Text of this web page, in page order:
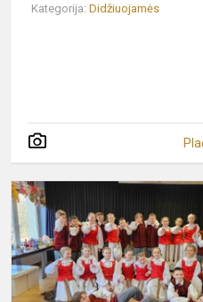
Kategorija:Didžiuojamės